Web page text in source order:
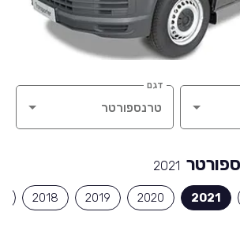
דגם
2021
2021
2020
2019
2018